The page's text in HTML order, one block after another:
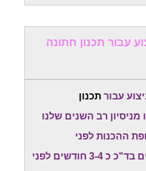
עבור תכנון חתונה
עבור תכנון
רב השנים שלנו
ההכנות לפני
החתונה.אנחנו מתחילים בד"כ כ 3-4 חודשים לפני